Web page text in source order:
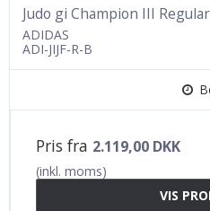
Judo gi Champion III
ADIDAS
ADI-JIJF-R-B
Pris fra 2.119,00 DKK
(inkl. moms)
VIS